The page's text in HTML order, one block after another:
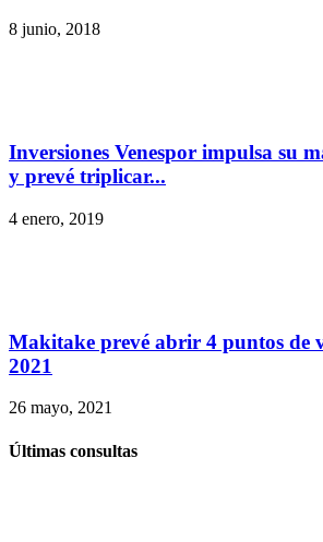
8 junio, 2018
Inversiones Venespor impulsa su
y prevé triplicar...
4 enero, 2019
Makitake prevé abrir 4 puntos de
2021
26 mayo, 2021
Últimas consultas